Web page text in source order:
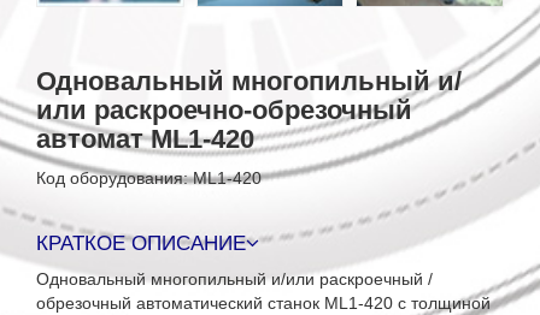
Одновальный многопильный и/
или раскроечно-обрезочный
автомат ML1-420
Код оборудования: ML1-420
КРАТКОЕ ОПИСАНИЕ
Одновальный многопильный и/или раскроечный /
обрезочный автоматический станок ML1-420 с толщиной